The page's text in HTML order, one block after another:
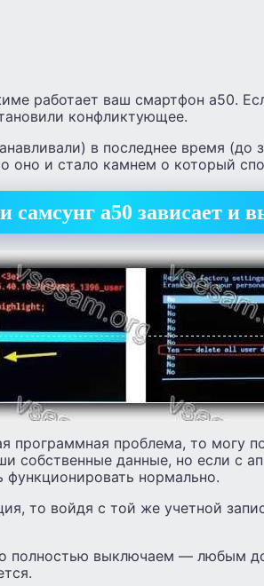
работает ваш смартфон а50.
конфликтующее.
в последнее время (до
оно и стало камнем о который
самсунг а50 зависает и
программная проблема, то могу
собственные данные, но если с
нормально.
то войдя с той же учетной
полностью выключаем — любым